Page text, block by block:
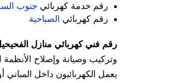
رقم خدمة كهربائي جنوب
رقم كهربائي الصباحية
رقم فني كهربائي منازل
وتركيب وصيانة وإصلاح الأنظمة
يعمل الكهربائيون داخل